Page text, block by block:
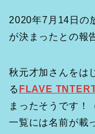
2020年7月14日の
が決まったとの報
秋元才加さんをは
る FLAVE
まったそうです！
一覧には名前が載